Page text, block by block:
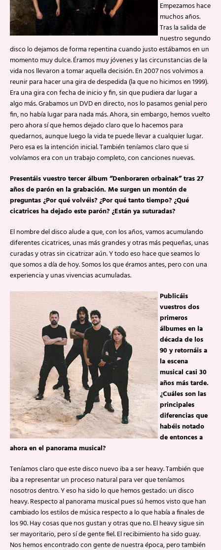
Empezamos hace
muchos años.
Tras la salida de
nuestro segundo
disco lo dejamos de forma repentina cuando justo estábamos en un
momento muy dulce. Éramos muy jóvenes y las circunstancias de la
vida nos llevaron a tomar aquella decisión. En 2007 nos volvimos a
reunir para hacer una gira de despedida (la que no hicimos en 1999).
Era una gira con fecha de inicio y fin, sin que pudiera dar lugar a
algo más. Grabamos un DVD en directo, nos lo pasamos genial pero
fin, no había lugar para nada más. Ahora, sin embargo, hemos vuelto
pero ahora sí que hemos dejado claro que lo hacemos para
quedarnos, aunque luego la vida te puede llevar a cualquier lugar.
Pero esa es la intención inicial. También teníamos claro que si
volvíamos era con un trabajo completo, con canciones nuevas.
Presentáis vuestro tercer álbum “Denboraren orbainak” tras 27
años de parón en la grabación. Me surgen un montón de
preguntas ¿Por qué volvéis? ¿Por qué tanto tiempo? ¿Qué
cicatrices ha dejado este parón? ¿Están ya suturadas?
El nombre del disco alude a que, con los años, vamos acumulando
diferentes cicatrices, unas más grandes y otras más pequeñas, unas
curadas y otras sin cicatrizar aún. Y todo eso hace que seamos lo
que somos a día de hoy. Somos los que éramos antes, pero con una
experiencia y unas vivencias acumuladas.
Publicáis
vuestros dos
primeros
álbumes en la
década de los
90 y retornáis a
la escena
musical casi 30
años más tarde.
¿Cuáles son las
principales
diferencias que
habéis notado
de entonces a
ahora en el panorama musical?
Teníamos claro que este disco nuevo iba a ser heavy. También que
iba a representar un proceso natural para ver que teníamos
nosotros dentro. Y eso ha sido lo que hemos gestado: un disco
heavy. Respecto al panorama musical pues sú hemos visto que han
cambiado los estilos de música respecto a lo que había a finales de
los 90. Hay cosas que nos gustan y otras que no. El heavy sigue sin
ser mayoritario, pero sí de gente fiel. El recibimiento ha sido guay.
Nos hemos encontrado con gente de nuestra época, pero también